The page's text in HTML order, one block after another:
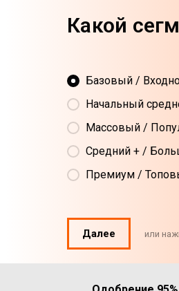
Какой
Базовый /
Начальный
Массовый /
Средний + /
Премиум /
Далее или